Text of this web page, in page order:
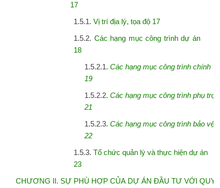
17
1.5.1.Vị trí địa lý, tọa độ 17
1.5.2. Các hạng mục công trình dự án
18
1.5.2.1.Các hạng mục công trình chính
19
1.5.2.2.Các hạng mục công trình phụ trợ
21
1.5.2.3.Các hạng mục công trình bảo vệ
22
1.5.3.Tổ chức quản lý và thực hiện dự án
23
CHƯƠNG II. SỰ PHÙ HỢP CỦA DỰ ÁN ĐẦU TƯ VỚI QUY